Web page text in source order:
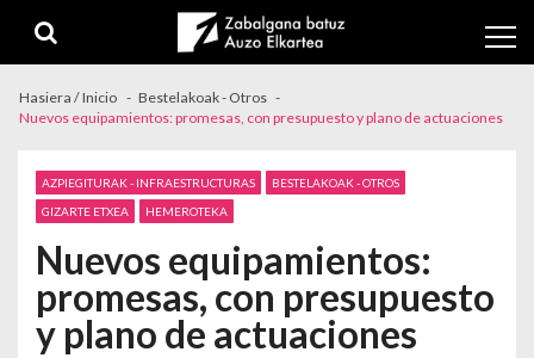
Hasiera / Inicio
Bestelakoak - Otros
Nuevos equipamientos: promesas, con presupuesto y plano de actuaciones
AZPIEGITURAK - INFRAESTRUCTURAS
BESTELAKOAK - OTROS
GIZARTE ETXEA
HEMEROTEKA
Nuevos equipamientos:
promesas, con presupuesto
y plano de actuaciones